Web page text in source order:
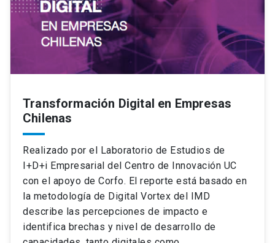
Transformación Digital en Empresas
Chilenas
Realizado por el Laboratorio de Estudios de
I+D+i Empresarial del Centro de Innovación UC
con el apoyo de Corfo. El reporte está basado en
la metodología de Digital Vortex del IMD
describe las percepciones de impacto e
identifica brechas y nivel de desarrollo de